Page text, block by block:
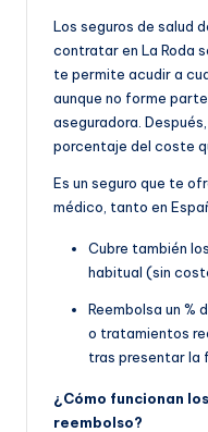
Los seguros de salud
contratar en La Roda
te permite acudir a
aunque no forme
aseguradora.
porcentaje del coste
Es un seguro que te
médico, tanto en
Cubre también
habitual (sin
Reembolsa un %
o tratamientos
tras presentar la
¿Cómo funcionan
reembolso?